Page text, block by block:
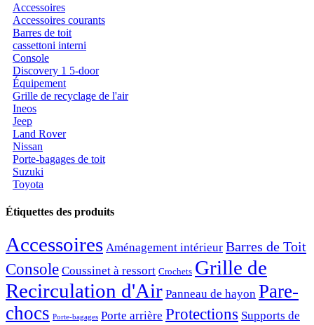
Accessoires
Accessoires courants
Barres de toit
cassettoni interni
Console
Discovery 1 5-door
Équipement
Grille de recyclage de l'air
Ineos
Jeep
Land Rover
Nissan
Porte-bagages de toit
Suzuki
Toyota
Étiquettes des produits
Accessoires Aménagement intérieur Barres de Toit
Console Coussinet à ressort Crochets Grille de
Recirculation d'Air Panneau de hayon Pare-
chocs Porte-bagages Porte arrière Protections Supports de